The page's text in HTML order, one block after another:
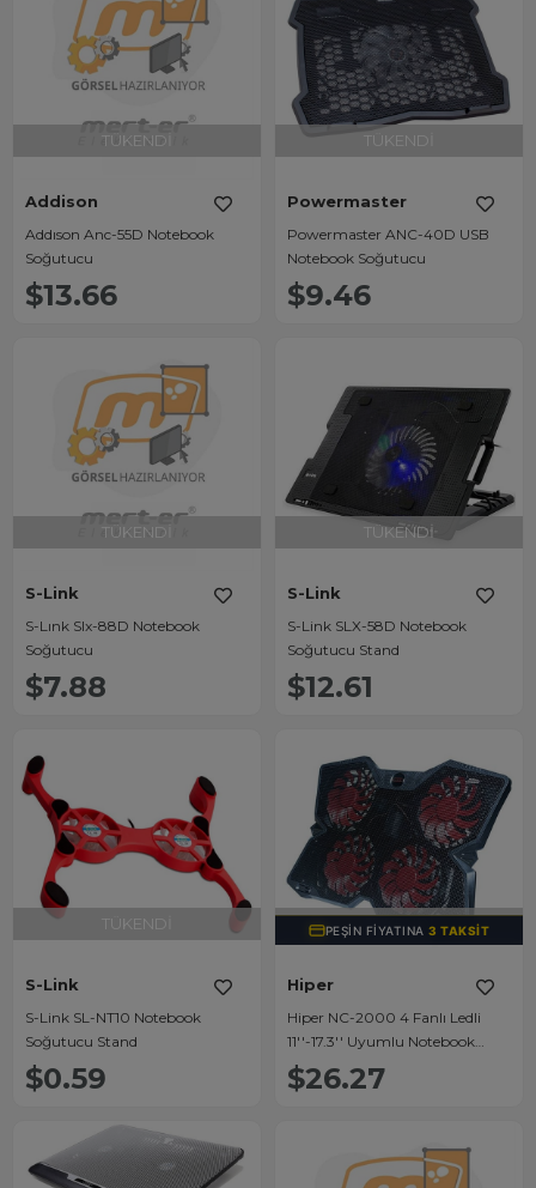
TÜKENDI
Addison
Addıson Anc-55D Notebook
Soğutucu
$13.66
TÜKENDI
Powermaster
Powermaster ANC-40D USB
Notebook Soğutucu
$9.46
TÜKENDI
S-Link
S-Lınk Slx-88D Notebook
Soğutucu
$7.88
TÜKENDI
S-Link
S-Link SLX-58D Notebook
Soğutucu Stand
$12.61
TÜKENDI
S-Link
S-Link SL-NT10 Notebook
Soğutucu Stand
$0.59
TÜKENDI
PEŞIN FIYATINA3 TAKSIT
Hiper
Hiper NC-2000 4 Fanlı Ledli
11''-17.3'' Uyumlu Notebook
Soğutucu
$26.27